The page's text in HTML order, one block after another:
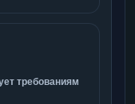
требованиям